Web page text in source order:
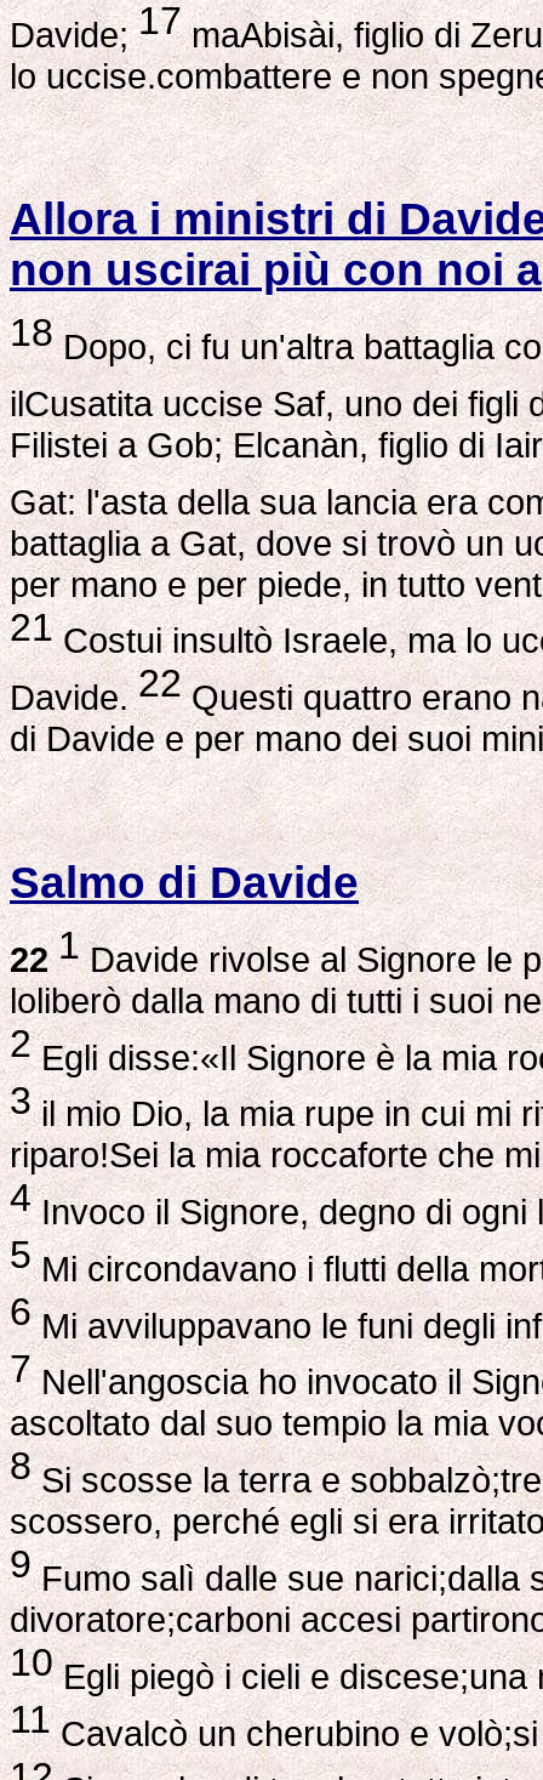
Davide;17maAbisài, figlio di
lo uccise.combattere e non
Allora i ministri di
non uscirai più con noi a
18Dopo, ci fu un'altra battaglia
ilCusatita uccise Saf, uno dei figli
Filistei a Gob; Elcanàn, figlio di
Gat: l'asta della sua lancia era
battaglia a Gat, dove si trovò un
per mano e per piede, in tutto
21 Costui insultò Israele, ma lo
Davide.22Questi quattro erano
di Davide e per mano dei suoi
Salmo di Davide
22 1Davide rivolse al Signore le
loliberò dalla mano di tutti i suoi
2Egli disse:«Il Signore è la mia
3il mio Dio, la mia rupe in cui mi
riparo!Sei la mia roccaforte che
4Invoco il Signore, degno di ogni
5Mi circondavano i flutti della
6Mi avviluppavano le funi degli
7Nell'angoscia ho invocato il
ascoltato dal suo tempio la mia
8Si scosse la terra e
scossero, perché egli si era
9Fumo salì dalle sue narici;dalla
divoratore;carboni accesi
10Egli piegò i cieli e discese;una
11Cavalcò un cherubino e